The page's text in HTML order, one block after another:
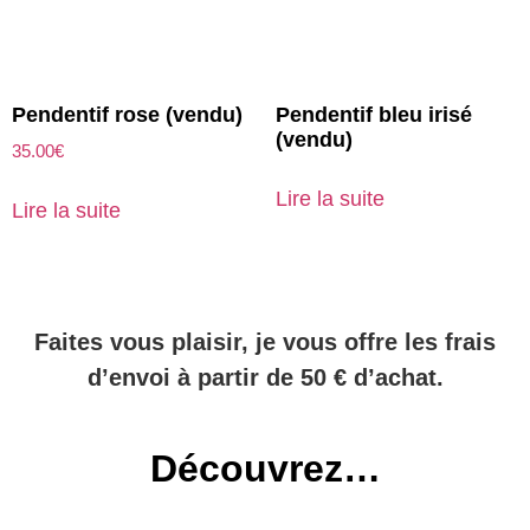
Pendentif rose (vendu)
35.00€
Lire la suite
Pendentif bleu irisé
(vendu)
Lire la suite
Faites vous plaisir, je vous offre les frais
d’envoi à partir de 50 € d’achat.
Découvrez…